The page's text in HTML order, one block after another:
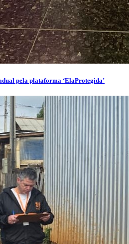
pela plataforma ‘ElaProtegida’